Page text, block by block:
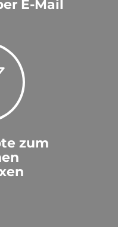
E-Mail
zum